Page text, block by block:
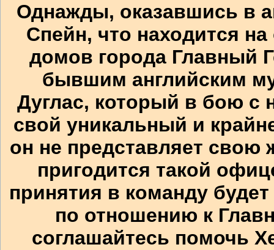
Однажды, оказавшись в
Спейн, что находится
домов города Главный
бывшим английским
Дуглас, который в бою с
свой уникальный и
он не представляет
пригодится такой
принятия в команду
по отношению к
соглашайтесь помочь